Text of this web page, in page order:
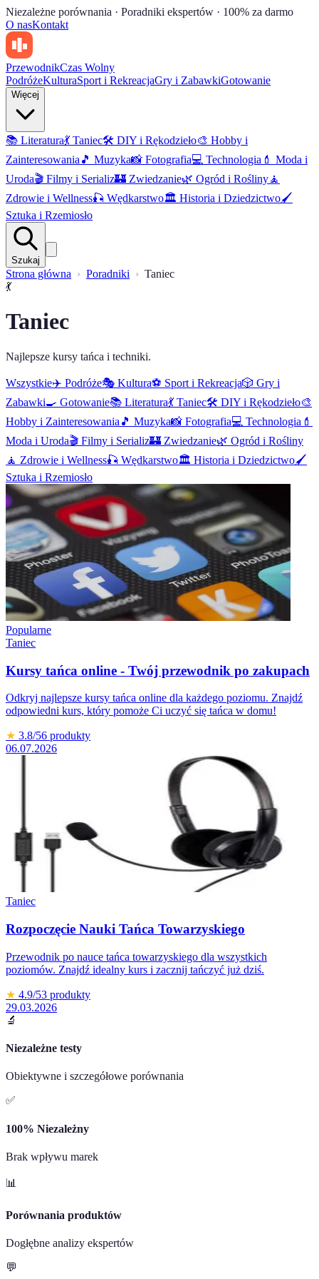
Niezależne porównania · Poradniki ekspertów · 100% za darmo
O nasKontakt
PrzewodnikCzas Wolny
PodróżeKulturaSport i RekreacjaGry i ZabawkiGotowanie
Więcej
📚 Literatura💃 Taniec🛠️ DIY i Rękodzieło🎨 Hobby i
Zainteresowania 🎵 Muzyka📸 Fotografia💻 Technologia 💄 Moda i
Uroda🎬 Filmy i Serializ🏰 Zwiedzanie🌿 Ogród i Rośliny🧘
Zdrowie i Wellness🎣 Wędkarstwo🏛️ Historia i Dziedzictwo🖌️
Sztuka i Rzemiosło
Szukaj
Strona główna Poradniki
Taniec
💃
Taniec
Najlepsze kursy tańca i techniki.
Wszystkie✈️ Podróże🎭 Kultura⚽ Sport i Rekreacja🎲 Gry i
Zabawki🍳 Gotowanie📚 Literatura💃 Taniec🛠️ DIY i Rękodzieło🎨
Hobby i Zainteresowania 🎵 Muzyka📸 Fotografia💻 Technologia 💄
Moda i Uroda🎬 Filmy i Serializ🏰 Zwiedzanie🌿 Ogród i Rośliny
🧘 Zdrowie i Wellness🎣 Wędkarstwo🏛️ Historia i Dziedzictwo🖌️
Sztuka i Rzemiosło
Popularne
Taniec
Kursy tańca online - Twój przewodnik po zakupach
Odkryj najlepsze kursy tańca online dla każdego poziomu. Znajdź
odpowiedni kurs, który pomoże Ci uczyć się tańca w domu!
★ 3.8/56 produkty
06.07.2026
Taniec
Rozpoczęcie Nauki Tańca Towarzyskiego
Przewodnik po nauce tańca towarzyskiego dla wszystkich
poziomów. Znajdź idealny kurs i zacznij tańczyć już dziś.
★ 4.9/53 produkty
29.03.2026
🔬
Niezależne testy
Obiektywne i szczegółowe porównania
✅
100% Niezależny
Brak wpływu marek
📊
Porównania produktów
Dogłębne analizy ekspertów
💬